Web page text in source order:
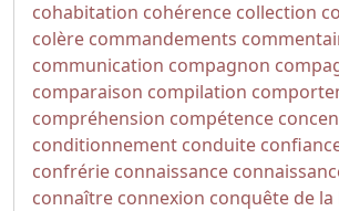
cohabitation cohérence collection
colère commandements
communication compagnon
comparaison compilation
compréhension compétence
conditionnement conduite
confrérie connaissance
connaître connexion conquête de